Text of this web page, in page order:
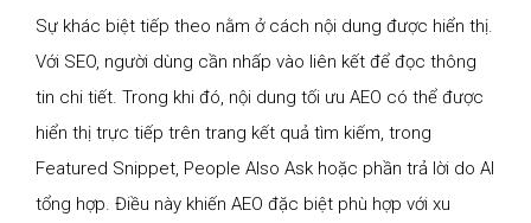
Sự khác biệt tiếp theo nằm ở cách nội dung được hiển thị.
Với SEO, người dùng cần nhấp vào liên kết để đọc thông
tin chi tiết. Trong khi đó, nội dung tối ưu AEO có thể được
hiển thị trực tiếp trên trang kết quả tìm kiếm, trong
Featured Snippet, People Also Ask hoặc phần trả lời do AI
tổng hợp. Điều này khiến AEO đặc biệt phù hợp với xu